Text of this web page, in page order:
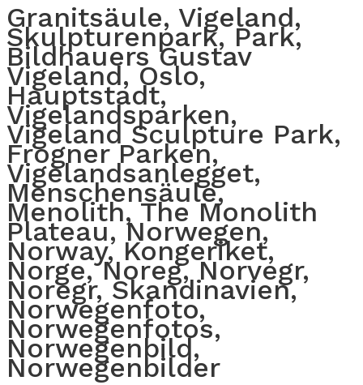
Granitsäule, Vigeland,
Skulpturenpark, Park,
Bildhauers Gustav
Vigeland, Oslo,
Hauptstadt,
Vigelandsparken,
Vigeland Sculpture Park,
Frogner Parken,
Vigelandsanlegget,
Menschensäule,
Menolith, The Monolith
Plateau, Norwegen,
Norway, Kongeriket,
Norge, Noreg, Norvegr,
Noregr, Skandinavien,
Norwegenfoto,
Norwegenfotos,
Norwegenbild,
Norwegenbilder